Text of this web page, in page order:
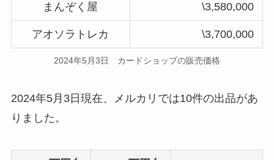
まんぞく屋 \3,580,000
アオソラトレカ \3,700,000
2024年5月3日 カードショップの販売価格
2024年5月3日現在、メルカリでは10件の出品があ
りました。